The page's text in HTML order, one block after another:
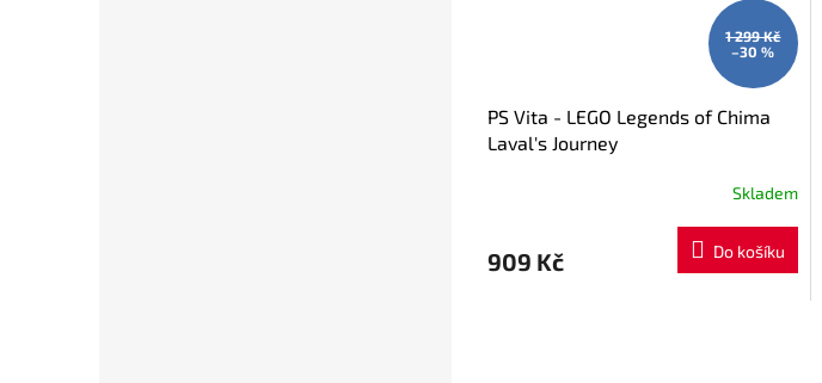
1 299 Kč
–30 %
PS Vita - LEGO Legends of Chima
Laval's Journey
Skladem
909 Kč Do košíku